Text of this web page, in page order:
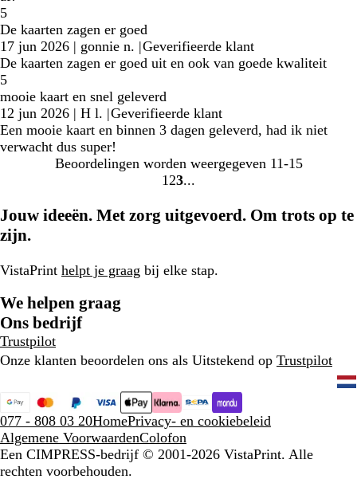
5
De kaarten zagen er goed
17 jun 2026 | gonnie n. |Geverifieerde klant
De kaarten zagen er goed uit en ook van goede kwaliteit
5
mooie kaart en snel geleverd
12 jun 2026 | H l. |Geverifieerde klant
Een mooie kaart en binnen 3 dagen geleverd, had ik niet
verwacht dus super!
Beoordelingen worden weergegeven 11-15
Naar
1 Naar
2 Naar
3
Jouw ideeën. Met zorg uitgevoerd. Om trots op te
zijn.
VistaPrint helpt je graag bij elke stap.
We helpen graag
Ons bedrijf
Trustpilot
Onze klanten beoordelen ons als Uitstekend op Trustpilot
077 - 808 03 20HomePrivacy- en cookiebeleid
Algemene VoorwaardenColofon
Een CIMPRESS-bedrijf © 2001-2026 VistaPrint. Alle
rechten voorbehouden.